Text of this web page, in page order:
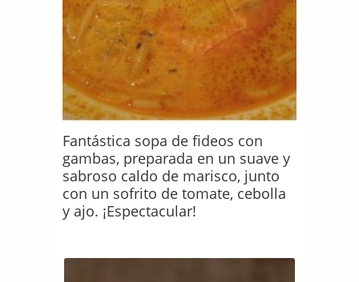
Fantástica sopa de fideos con
gambas, preparada en un suave y
sabroso caldo de marisco, junto
con un sofrito de tomate, cebolla
y ajo. ¡Espectacular!